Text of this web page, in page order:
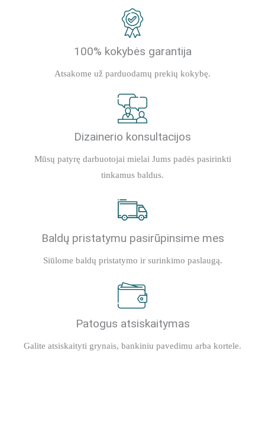
100% kokybės garantija
Atsakome už parduodamų prekių kokybę.
Dizainerio konsultacijos
Mūsų patyrę darbuotojai mielai Jums padės pasirinkti
tinkamus baldus.
Baldų pristatymu pasirūpinsime mes
Siūlome baldų pristatymo ir surinkimo paslaugą.
Patogus atsiskaitymas
Galite atsiskaityti grynais, bankiniu pavedimu arba kortele.